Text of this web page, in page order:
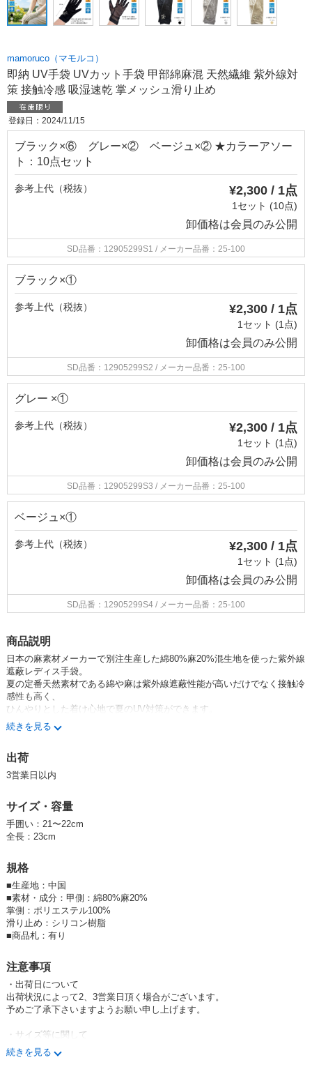
mamoruco（マモルコ）
即納 UV手袋 UVカット手袋 甲部綿麻混 天然繊維 紫外線対
策 接触冷感 吸湿速乾 掌メッシュ滑り止め
登録日：2024/11/15
ブラック×⑥ グレー×② ベージュ×② ★カラーアソー
ト：10点セット
参考上代（税抜） ¥2,300 / 1点
1セット (10点)
卸価格は会員のみ公開
SD品番：12905299S1 / メーカー品番：25-100
ブラック×①
参考上代（税抜） ¥2,300 / 1点
1セット (1点)
卸価格は会員のみ公開
SD品番：12905299S2 / メーカー品番：25-100
グレー ×①
参考上代（税抜） ¥2,300 / 1点
1セット (1点)
卸価格は会員のみ公開
SD品番：12905299S3 / メーカー品番：25-100
ベージュ×①
参考上代（税抜） ¥2,300 / 1点
1セット (1点)
卸価格は会員のみ公開
SD品番：12905299S4 / メーカー品番：25-100
商品説明
日本の麻素材メーカーで別注生産した綿80%麻20%混生地を使った紫外線
遮蔽レディス手袋。
夏の定番天然素材である綿や麻は紫外線遮蔽性能が高いだけでなく 接触冷
感性も高く、
ひんやりとした着け心地で夏のUV対策ができます。
また掌側のメッシュ地にはシリコン樹脂の滑り止め加工を施しておりま
す。
す。
追記）
※当社の商品が様々なシーンにフィットすることをわかっていただくため
に、一部の商品画像は実写を元に
続きを見る
出荷
3営業日以内
サイズ・容量
手囲い：21〜22cm
全長：23cm
規格
■生産地：中国
■素材・成分：甲側：綿80%麻20%
掌側：ポリエステル100%
滑り止め：シリコン樹脂
■商品札：有り
注意事項
・出荷日について
出荷状況によって2、3営業日頂く場合がございます。
予めご了承下さいますようお願い申し上げます。
・サイズ等に関して
商品によって若干の差異がある場合もございます。
予めご了承くださいますようお願い申し上げます。
続きを見る